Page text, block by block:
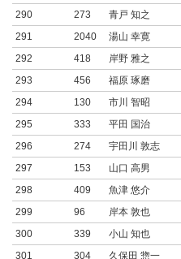
290
273 青戸 知之
291
2040 湯山 幸寛
292
418 岸野 雅之
293
456 福原 琢磨
294
130 市川 智昭
295
333 平田 国治
296
274 宇田川 敦志
297
153 山口 高男
298
409 魚津 悠介
299
96 岸本 敦也
300
339 小山 知也
301
304 久保田 惣一